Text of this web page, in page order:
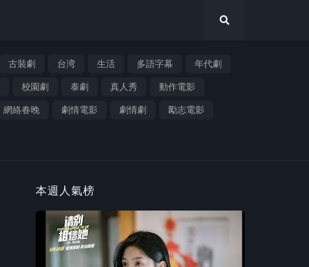
古裝劇 台湾 生活 多語字幕 年代劇
校園劇 泰劇 真人秀 動作電影
網絡春晚 劇情電影 劇情劇 勵志電影
本週人氣榜